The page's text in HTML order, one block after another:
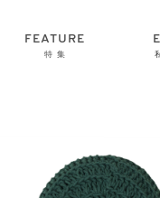
FEATURE
特 集